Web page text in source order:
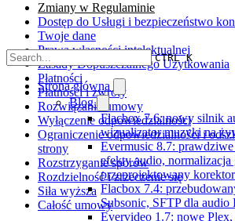
CTRL K
Strona główna
Blog
Flacbox 7.6: nowy silnik
wizualizator muzyki na
Evermusic 8.7:
efekty audio, normalizacja
przeprojektowany korektor
Flacbox 7.4:
Subsonic, SFTP dla audio
Evervideo 1.7: nowe
Zmiany w Regulaminie
Dostęp do Usługi i bezpieczeństwo
Twoje dane
Prawa własności intelektualnej
Zasady Dopuszczalnego Użytkowania
Płatności
Płatności i zwroty
Rozwiązanie umowy
Wyłączenie odpowiedzialności
Ograniczenie odpowiedzialności i
strony
Rozstrzyganie sporów
Rozdzielność i zrzeczenie się
Siła wyższa
Całość umowy